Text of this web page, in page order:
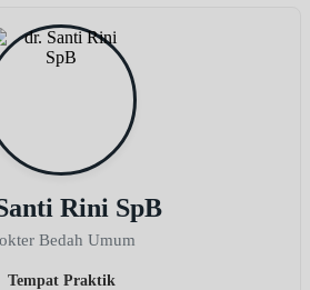
Rini SpB
Bedah Umum
Tempat Praktik